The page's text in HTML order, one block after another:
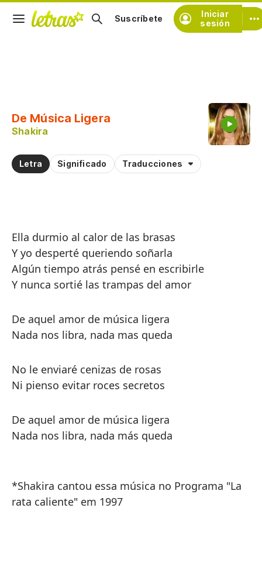
Iniciar
sesión
Suscríbete
De Música Ligera
Shakira
Letra Significado Traducciones
Ella durmio al calor de las brasas
Y yo desperté queriendo soñarla
Algún tiempo atrás pensé en escribirle
Y nunca sortié las trampas del amor
De aquel amor de música ligera
Nada nos libra, nada mas queda
No le enviaré cenizas de rosas
Ni pienso evitar roces secretos
De aquel amor de música ligera
Nada nos libra, nada más queda
*Shakira cantou essa música no Programa "La
rata caliente" em 1997
Practicar la pronunciación de